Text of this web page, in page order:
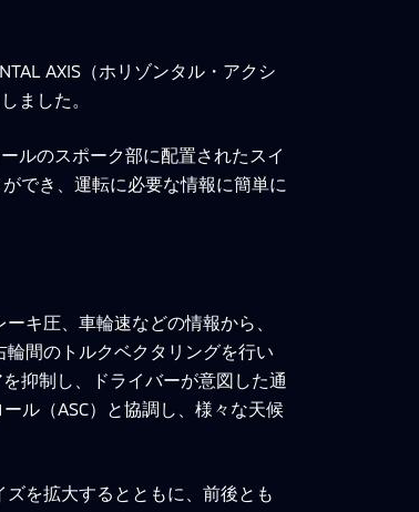
AXIS（ホリゾンタル・アクシ
ました。
ルのスポーク部に配置されたスイ
でき、運転に必要な情報に簡単に
キ圧、車輪速などの情報から、
間のトルクベクタリングを行い
抑制し、ドライバーが意図した通
ル（ASC）と協調し、様々な天候
を拡大するとともに、前後とも